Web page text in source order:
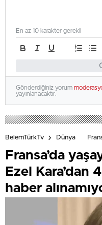
En az 10 karakter gerekli
Gönderdiğiniz yorum
yayınlanacaktır.
BelemTürkTv Dünya
Fransa’da
Ezel Kara’dan
haber